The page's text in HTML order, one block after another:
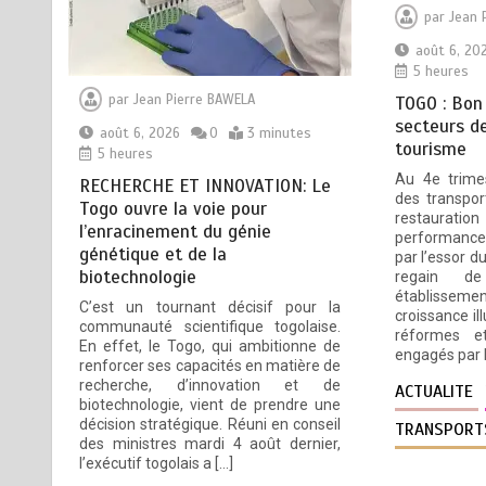
génétique et de la
biotechnologie
août 6, 2026
3 minutes
5 heures
2
TOGO : Bon vent dans les
secteurs des transports et du
tourisme
août 6, 2026
4 minutes
5 heures
3
28 NOUVEAUX MAGISTRATS
NOMMES : Vers une justice
plus rapide, plus performante
et plus proche du citoyen
août 6, 2026
2 minutes
5 heures
parJean Pierre BAWELA
août 6, 2026
0
3 minutes
5 heures
RECHERCHE ET INNOVATION: Le
Togo ouvre la voie pour
l’enracinement du génie
génétique et de la
biotechnologie
C’est un tournant décisif pour la
communauté scientifique togolaise.
En effet, le Togo, qui ambitionne de
renforcer ses capacités en matière de
recherche, d’innovation et de
biotechnologie, vient de prendre une
décision stratégique. Réuni en conseil
des ministres mardi 4 août dernier,
l’exécutif togolais a […]
par Jean
août 6,
5 heures
TOGO :
secteurs
tourisme
Au 4e
des
par l’essor
regain
croissance
réformes
engagés par
ACTUALITE